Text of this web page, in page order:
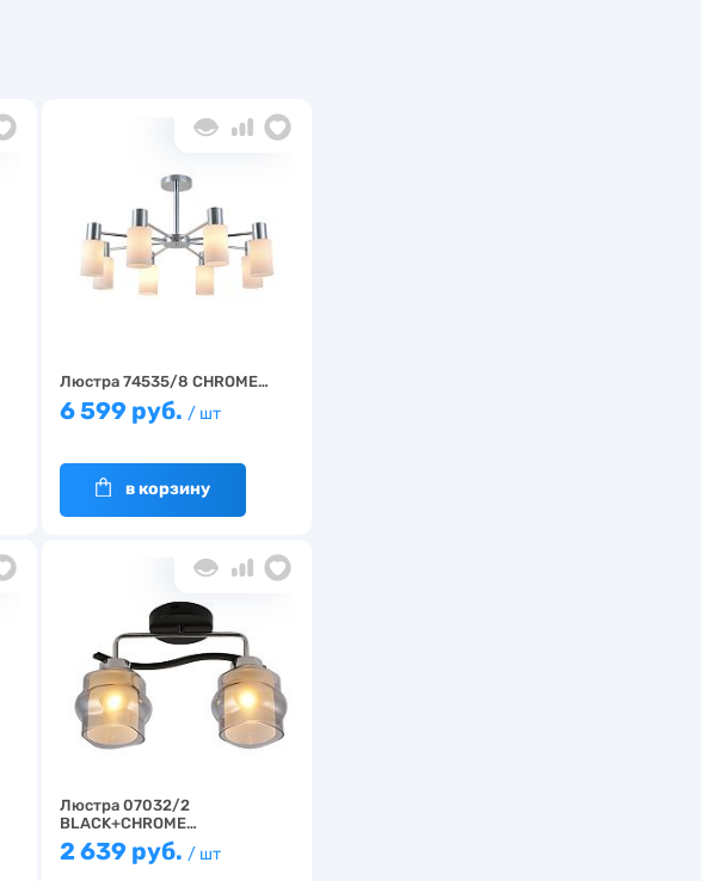
Люстра 74535/8 CHROME…
6 599 руб. / шт
в корзину
Люстра 07032/2
BLACK+CHROME…
2 639 руб. / шт